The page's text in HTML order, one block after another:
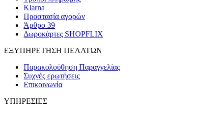
Klarna
Προστασία αγορών
Άρθρο 39
Δωροκάρτες SHOPFLIX
ΕΞΥΠΗΡΕΤΗΣΗ ΠΕΛΑΤΩΝ
Παρακολούθηση Παραγγελίας
Συχνές ερωτήσεις
Επικοινωνία
ΥΠΗΡΕΣΙΕΣ